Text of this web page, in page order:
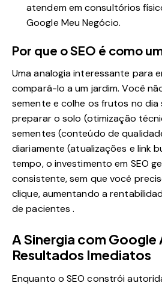
atendem em consultórios
Google Meu Negócio.
Por que o SEO é como
Uma analogia interessante para
compará-lo a um jardim. Você
semente e colhe os frutos no dia
preparar o solo (otimização
sementes (conteúdo de
diariamente (atualizações e link
tempo, o investimento em SEO
consistente, sem que você
clique, aumentando a
de pacientes .
A Sinergia com Google
Resultados Imediatos
Enquanto o SEO constrói